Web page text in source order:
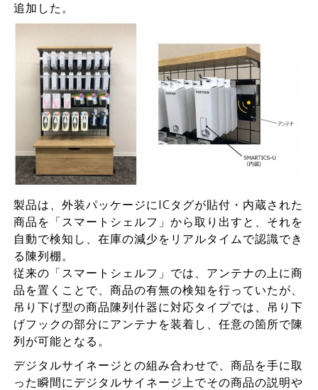
追加した。
製品は、外装パッケージにICタグが貼付・内蔵された
商品を「スマートシェルフ」から取り出すと、それを
自動で検知し、在庫の減少をリアルタイムで認識でき
る陳列棚。
従来の「スマートシェルフ」では、アンテナの上に商
品を置くことで、商品の有無の検知を行っていたが、
吊り下げ型の商品陳列什器に対応タイプでは、吊り下
げフックの部分にアンテナを装着し、任意の箇所で陳
列が可能となる。
デジタルサイネージとの組み合わせで、商品を手に取
った瞬間にデジタルサイネージ上でその商品の説明や